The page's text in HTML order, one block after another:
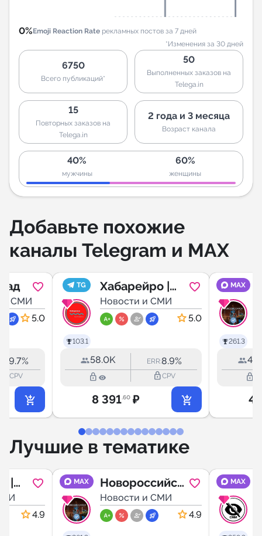
0%Emoji Reaction Rate рекламных постов за 7 дней
*Изменения за 30 дней
6750
Всего публикаций*
50
Выполненных заказов на
Telega.in
15
Повторных заказов на
Telega.in
2 года и 3 месяца
Возраст канала
40%
мужчины
60%
женщины
Добавьте похожие
каналы Telegram и MAX
и СМИ
5.0
9.7%
lock_outlineCPV
TG
103.1
Хабарейро |
Хабаровск
Новости и СМИ
5.0
58.0K ERR:8.9%
lock_outline lock_outlineCPV
8 391.60 ₽
MAX
261.3
lock_outline
4
Лучшие в тематике
|
4.9
MAX
Новороссийск
LIFE
Новости и СМИ
4.9
MAX